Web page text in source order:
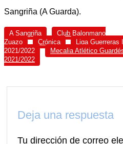
Sangriña (A Guarda).
A Sangriña
Club Balonmano
Zuazo
Crónica
Liga Guerreras
2021/2022
Mecalia Atlético
2021/2022
Deja una respuesta
Tu dirección de correo